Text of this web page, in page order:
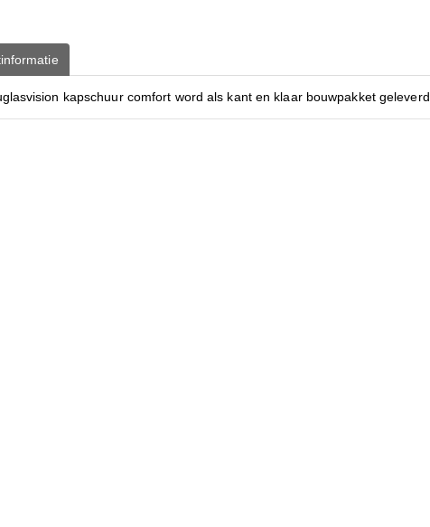
kapschuur comfort word als kant en klaar bouwpakket geleverd.